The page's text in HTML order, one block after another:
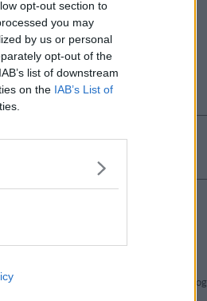
opt-out section to
you may
by us or personal
opt-out of the
list of downstream
on the IAB’s List of
Da fyldes de i linseforme / muffinsforme og